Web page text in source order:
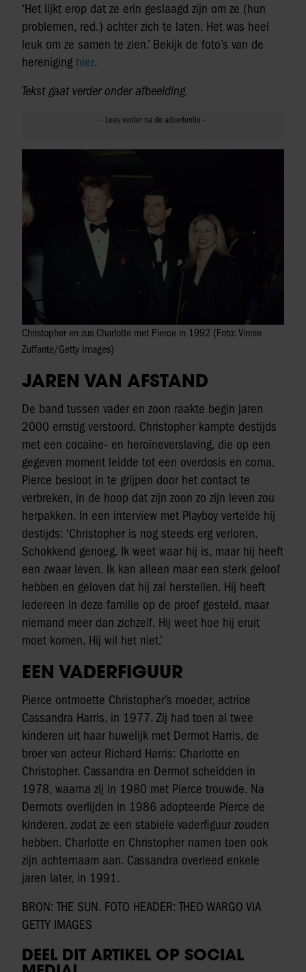
‘Het lijkt erop dat ze erin geslaagd zijn om ze (hun
problemen, red.) achter zich te laten. Het was heel
leuk om ze samen te zien.’ Bekijk de foto’s van de
hereniging hier.
Tekst gaat verder onder afbeelding.
Christopher en zus Charlotte met Pierce in 1992 (Foto: Vinnie
Zuffante/Getty Images)
JAREN VAN AFSTAND
De band tussen vader en zoon raakte begin jaren
2000 ernstig verstoord. Christopher kampte destijds
met een cocaïne- en heroïneverslaving, die op een
gegeven moment leidde tot een overdosis en coma.
Pierce besloot in te grijpen door het contact te
verbreken, in de hoop dat zijn zoon zo zijn leven zou
herpakken. In een interview met Playboy vertelde hij
destijds: ‘Christopher is nog steeds erg verloren.
Schokkend genoeg. Ik weet waar hij is, maar hij heeft
een zwaar leven. Ik kan alleen maar een sterk geloof
hebben en geloven dat hij zal herstellen. Hij heeft
iedereen in deze familie op de proef gesteld, maar
niemand meer dan zichzelf. Hij weet hoe hij eruit
moet komen. Hij wil het niet.’
EEN VADERFIGUUR
Pierce ontmoette Christopher’s moeder, actrice
Cassandra Harris, in 1977. Zij had toen al twee
kinderen uit haar huwelijk met Dermot Harris, de
broer van acteur Richard Harris: Charlotte en
Christopher. Cassandra en Dermot scheidden in
1978, waarna zij in 1980 met Pierce trouwde. Na
Dermots overlijden in 1986 adopteerde Pierce de
kinderen, zodat ze een stabiele vaderfiguur zouden
hebben. Charlotte en Christopher namen toen ook
zijn achternaam aan. Cassandra overleed enkele
jaren later, in 1991.
BRON: THE SUN. FOTO HEADER: THEO WARGO VIA
GETTY IMAGES
DEEL DIT ARTIKEL OP SOCIAL